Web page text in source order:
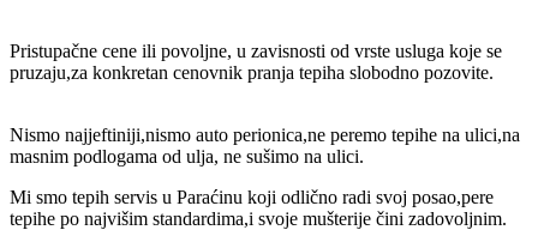
Pristupačne cene ili povoljne, u zavisnosti od vrste usluga koje se
pruzaju,za konkretan cenovnik pranja tepiha slobodno pozovite.
Nismo najjeftiniji,nismo auto perionica,ne peremo tepihe na ulici,na
masnim podlogama od ulja, ne sušimo na ulici.
Mi smo tepih servis u Paraćinu koji odlično radi svoj posao,pere
tepihe po najvišim standardima,i svoje mušterije čini zadovoljnim.